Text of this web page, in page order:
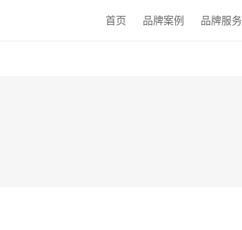
首页 品牌案例 品牌服务